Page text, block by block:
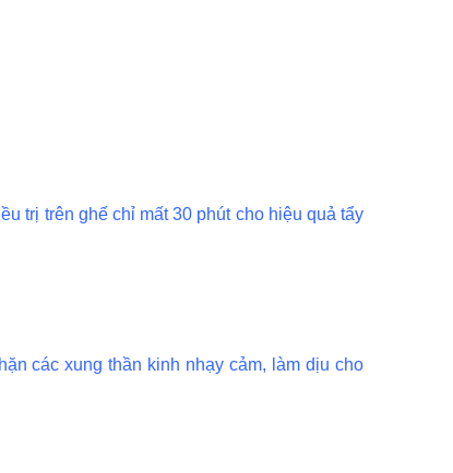
trị trên ghế chỉ mất 30 phút cho hiệu quả tẩy
các xung thần kinh nhạy cảm, làm dịu cho